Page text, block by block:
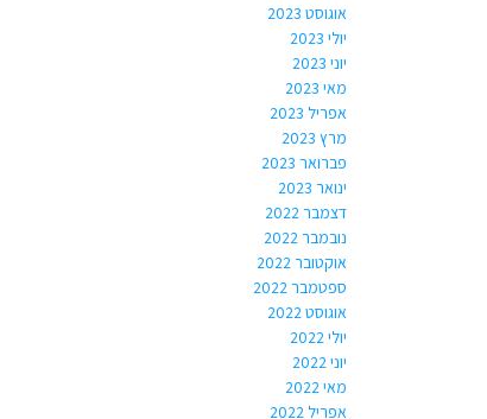
אוגוסט 2023
יולי 2023
יוני 2023
מאי 2023
אפריל 2023
מרץ 2023
פברואר 2023
ינואר 2023
דצמבר 2022
נובמבר 2022
אוקטובר 2022
ספטמבר 2022
אוגוסט 2022
יולי 2022
יוני 2022
מאי 2022
אפריל 2022